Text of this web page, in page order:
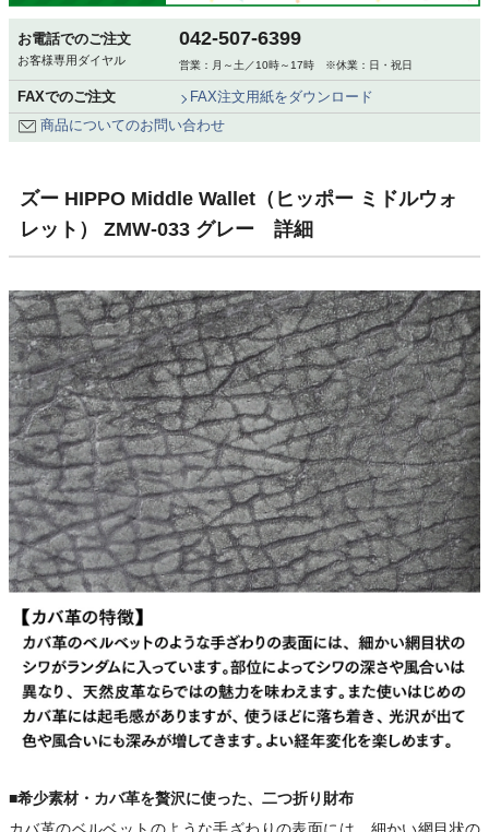
お電話でのご注文
お客様専用ダイヤル
042-507-6399
営業：月～土／10時～17時 ※休業：日・祝日
FAXでのご注文
FAX注文用紙をダウンロード
商品についてのお問い合わせ
ズー HIPPO Middle Wallet（ヒッポー ミドルウォ
レット） ZMW-033 グレー 詳細
■希少素材・カバ革を贅沢に使った、二つ折り財布